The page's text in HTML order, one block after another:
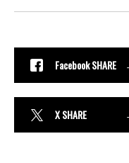
Facebook SHARE
X SHARE